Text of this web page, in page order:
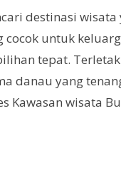
destinasi
cocok untuk
tepat.
danau yang
Kawasan wisata